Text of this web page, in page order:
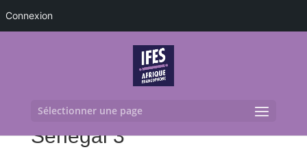
Connexion
Sélectionner une page
Senegal 3